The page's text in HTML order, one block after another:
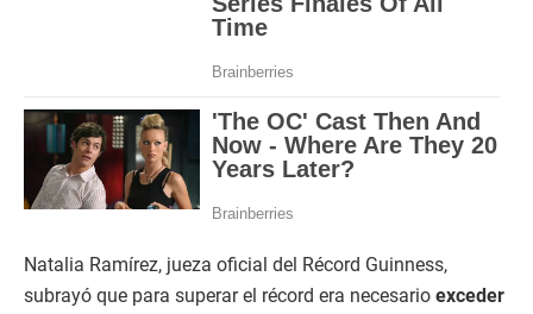
Natalia Ramírez, jueza oficial del Récord Guinness,
subrayó que para superar el récord era necesario exceder